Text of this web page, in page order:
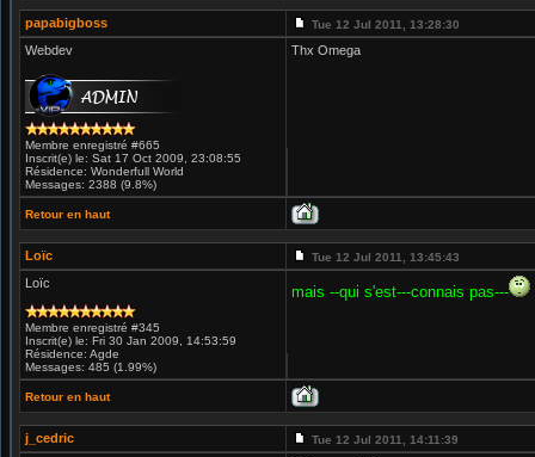
papabigboss Tue 12 Jul 2011, 13:28:30
Webdev
Membre enregistré #665
Inscrit(e) le: Sat 17 Oct 2009, 23:08:55
Résidence: Wonderfull World
Messages: 2388 (9.8%)
Thx Omega
Retour en haut
Loïc Tue 12 Jul 2011, 13:45:43
Loïc
Membre enregistré #345
Inscrit(e) le: Fri 30 Jan 2009, 14:53:59
Résidence: Agde
Messages: 485 (1.99%)
mais --qui s'est---connais pas---
Retour en haut
j_cedric Tue 12 Jul 2011, 14:11:39